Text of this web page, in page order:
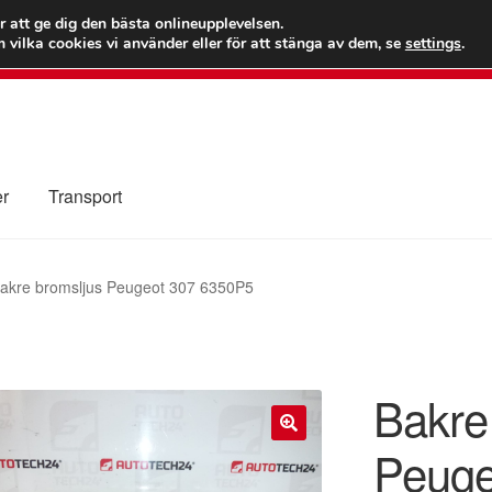
kr
Ring
Transport
bromsljus Peugeot 307 6350P5
att ge dig den bästa onlineupplevelsen.
vilka cookies vi använder eller för att stänga av dem, se settings.